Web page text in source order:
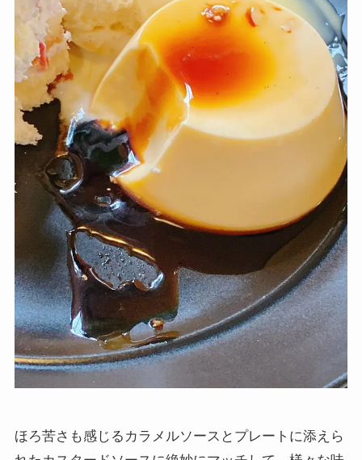
ほろ苦さも感じるカラメルソースとプレートに添えら